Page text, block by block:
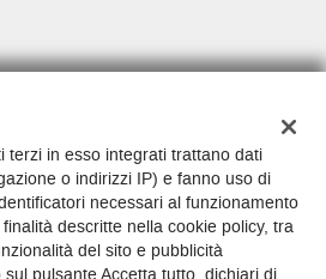
(TO)
terzi in esso integrati trattano dati
o indirizzi IP) e fanno uso di
necessari al funzionamento
descritte nella cookie policy, tra
del sito e pubblicità